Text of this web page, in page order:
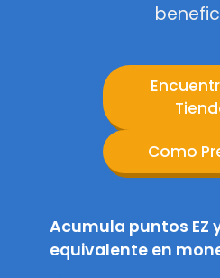
Como
Acumula puntos EZ
equivalente en